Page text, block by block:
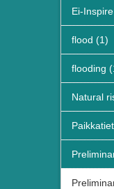
Ei-
flood (1)
flooding
Natural